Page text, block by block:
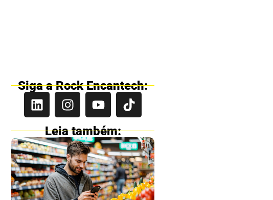
Siga a Rock Encantech:
Leia também: